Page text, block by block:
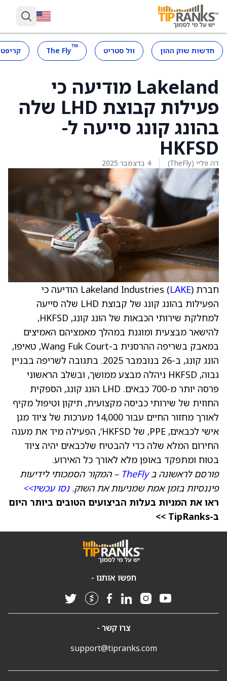
חדשות שוק ההון וול סטריט ™
The Fly
Lakeland מודיעה כי
פעילות קבוצת LHD שלה
בהונג קונג סייעה ל-
HKFSD
דה פליי (TheFly) 4 בדצמבר 2025
חברת Lakeland Industries ( LAKE
) הודיעה כי
הפעילות בהונג קונג של קבוצת LHD שלה סייעה
למחלקת שירותי הכבאות של הונג קונג, HKFSD,
להישאר מבצעית ומוגנת במהלך מאמציהם האמיצים
במאבק בשריפה ההרסנית ב-Wang Fuk Court, טאיפו,
הונג קונג, ב-26 בנובמבר 2025. בתגובה לשריפה בבניין
גבוה, HKFSD ניהלה מבצע ממושך, ובשלב הראשוני
פרסה יותר מ-700 כבאים. LHD הונג קונג, הספקית
החוזית של שירותי כביסה מקצועית, תיקון וטיפול מקיף
לאורך מחזור החיים עבור 14,000 מערכות של ציוד מגן
אישי לכבאים, PPE, של HKFSD’, הפעילה מיד את מענה
החירום המלא שלה כדי להבטיח שלכבאים יהיה ציוד
בטוח ומתפקד באופן מלא לאורך כל האירוע.
פורסם לראשונה בTheFly – המקור הסמכותי לידיעות
פיננסיות בזמן אמת שמניעות את השוק.נסו עכשיו>>
ראו את המניות בעלות הביצועים הטובים ביותר היום
ב-TipRanks >>
חפשו אותנו -
צרו קשר -
support@tipranks.com